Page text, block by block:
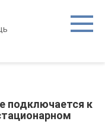
подключается к